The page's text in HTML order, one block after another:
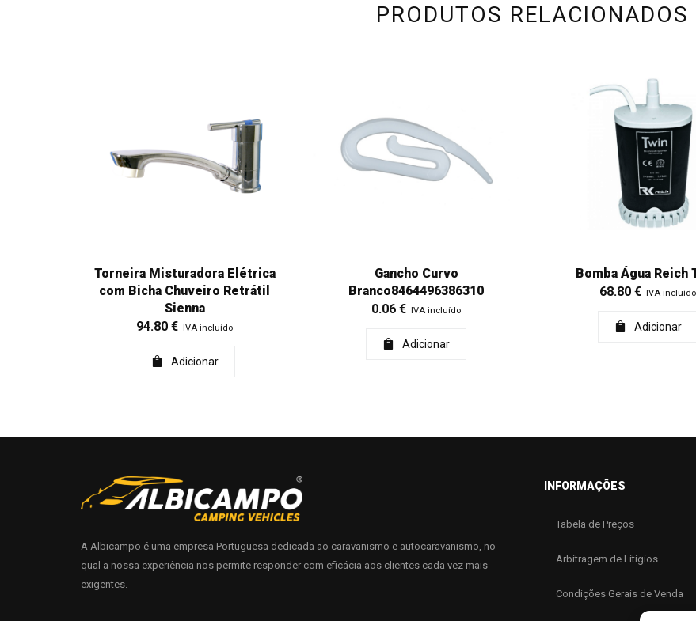
PRODUTOS RELACIONADOS
Torneira Misturadora Elétrica
com Bicha Chuveiro Retrátil
Sienna
94.80€ IVA incluído
Adicionar
Gancho Curvo
Branco8464496386310
0.06€ IVA incluído
Adicionar
Bomba Água Reich
68.80€ IVA incluído
Adicionar
A Albicampo é uma empresa Portuguesa dedicada ao caravanismo e autocaravanismo, no
qual a nossa experiência nos permite responder com eficácia aos clientes cada vez mais
exigentes.
INFORMAÇÕES
Tabela de Preços
Arbitragem de Litígios
Condições Gerais de Venda